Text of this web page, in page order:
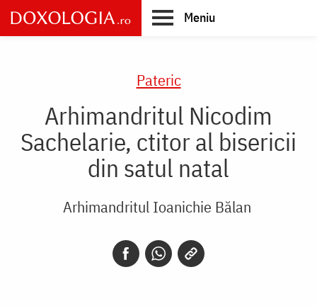
Skip
to
main
Meniu
Pateric
Arhimandritul Nicodim
Sachelarie, ctitor al bisericii
din satul natal
Arhimandritul Ioanichie Bălan